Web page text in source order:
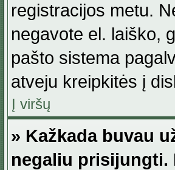
registracijos metu.
negavote el. laiško,
pašto sistema
atveju kreipkitės į
Į viršų
» Kažkada buvau
negaliu prisijungti.